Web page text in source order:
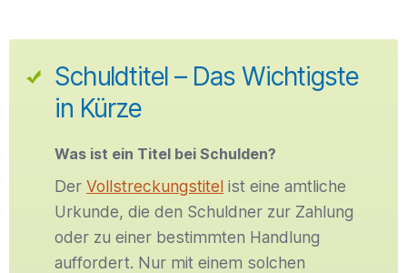
Schuldtitel – Das Wichtigste
in Kürze
Was ist ein Titel bei Schulden?
Der Vollstreckungstitel ist eine amtliche
Urkunde, die den Schuldner zur Zahlung
oder zu einer bestimmten Handlung
auffordert. Nur mit einem solchen